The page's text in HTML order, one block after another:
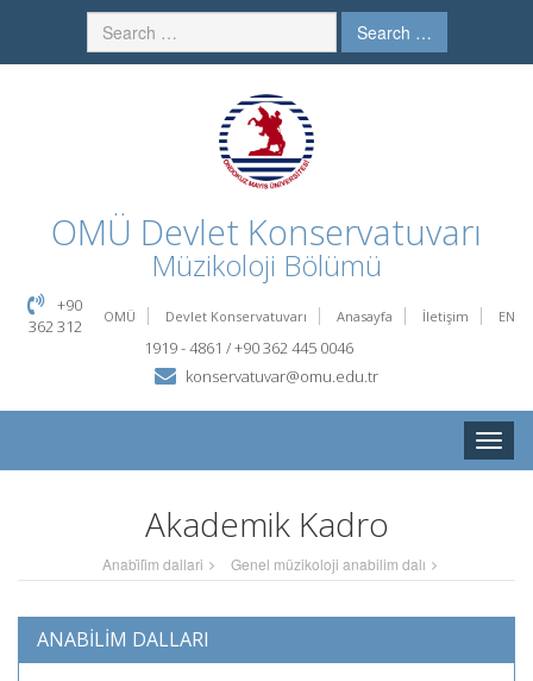
Search …
OMÜ Devlet Konservatuvarı
Müzikoloji Bölümü
OMÜ Devlet Konservatuvarı Anasayfa İletişim EN
+90
362 312
1919 - 4861 / +90 362 445 0046
konservatuvar@omu.edu.tr
Toggle
Akademik Kadro
Anabi̇li̇m dallari Genel müzikoloji anabilim dalı
ANABİLİM DALLARI